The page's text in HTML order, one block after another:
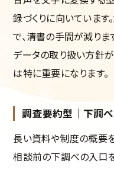
録づくりに向いています
で、清書の手間が減りま
データの取り扱い方針
は特に重要になります。
調査要約型｜下調
長い資料や制度の概要
相談前の下調べの入口